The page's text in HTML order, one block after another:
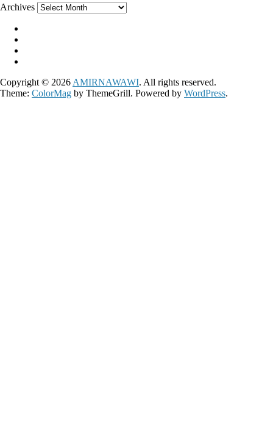
Archives
Copyright © 2026 AMIRNAWAWI. All rights reserved.
Theme: ColorMag by ThemeGrill. Powered by WordPress.